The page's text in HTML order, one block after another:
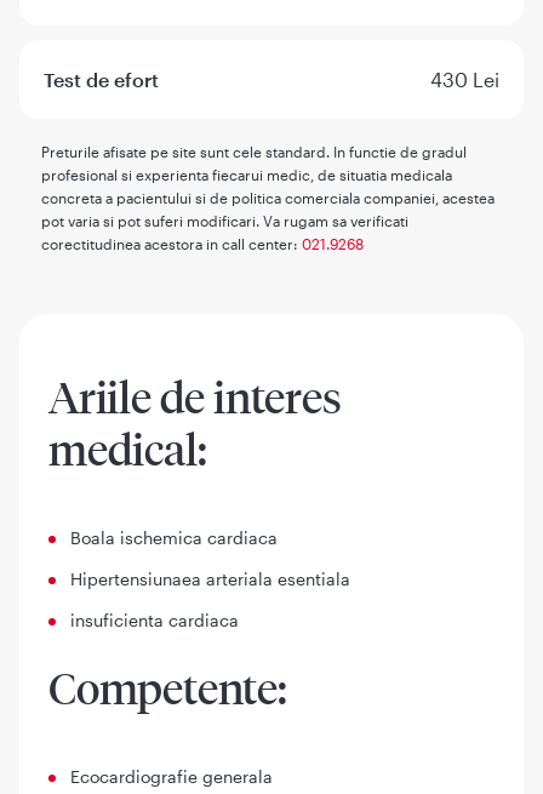
Test de efort 430 Lei
Preturile afisate pe site sunt cele standard. In functie de gradul
profesional si experienta fiecarui medic, de situatia medicala
concreta a pacientului si de politica comerciala companiei, acestea
pot varia si pot suferi modificari. Va rugam sa verificati
corectitudinea acestora in call center: 021.9268
Ariile de interes
medical:
Boala ischemica cardiaca
Hipertensiunaea arteriala esentiala
insuficienta cardiaca
Competente:
Ecocardiografie generala